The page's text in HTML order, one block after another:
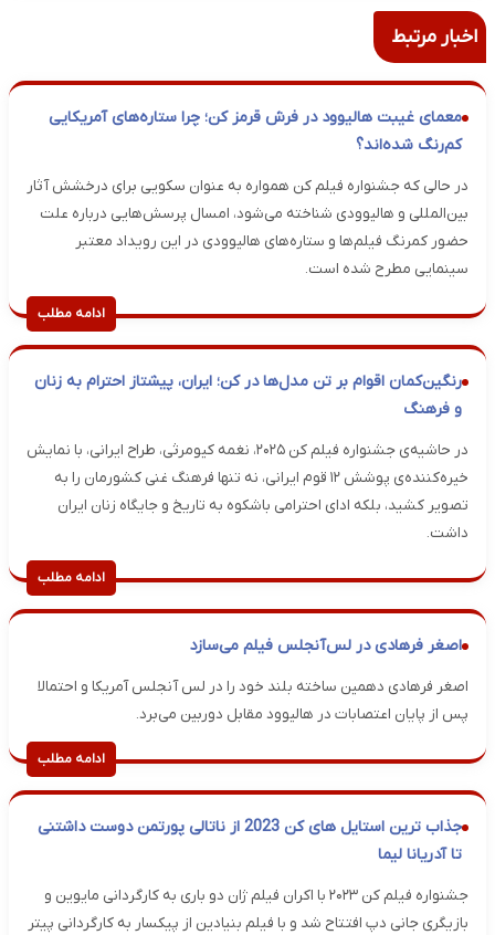
اخبار مرتبط
معمای غیبت هالیوود در فرش قرمز کن؛ چرا ستاره‌های آمریکایی
کم‌رنگ شده‌اند؟
در حالی که جشنواره فیلم کن همواره به عنوان سکویی برای درخشش آثار
بین‌المللی و هالیوودی شناخته می‌شود، امسال پرسش‌هایی درباره علت
حضور کمرنگ فیلم‌ها و ستاره‌های هالیوودی در این رویداد معتبر
سینمایی مطرح شده است.
ادامه مطلب
رنگین‌کمان اقوام بر تن مدل‌ها در کن؛ ایران، پیشتاز احترام به زنان
و فرهنگ
در حاشیه‌ی جشنواره فیلم کن ۲۰۲۵، نغمه کیومرثی، طراح ایرانی، با نمایش
خیره‌کننده‌ی پوشش ۱۲ قوم ایرانی، نه تنها فرهنگ غنی کشورمان را به
تصویر کشید، بلکه ادای احترامی باشکوه به تاریخ و جایگاه زنان ایران
داشت.
ادامه مطلب
اصغر فرهادی در لس‌آنجلس فیلم می‌سازد
اصغر فرهادی دهمین ساخته بلند خود را در لس آنجلس آمریکا و احتمالا
پس از پایان اعتصابات در هالیوود مقابل دوربین می‌برد.
ادامه مطلب
جذاب ترین استایل های کن 2023 از ناتالی پورتمن دوست داشتنی
تا آدریانا لیما
جشنواره فیلم کن ۲۰۲۳ با اکران فیلم ژان دو باری به کارگردانی مایوین و
بازیگری جانی دپ افتتاح شد و با فیلم بنیادین از پیکسار به کارگردانی پیتر